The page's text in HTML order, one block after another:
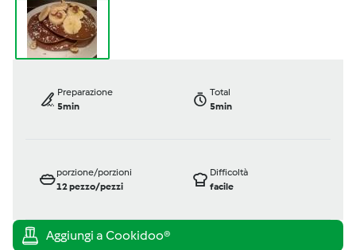
Preparazione
5min
Total
5min
porzione/porzioni
12pezzo/pezzi
Difficoltà
facile